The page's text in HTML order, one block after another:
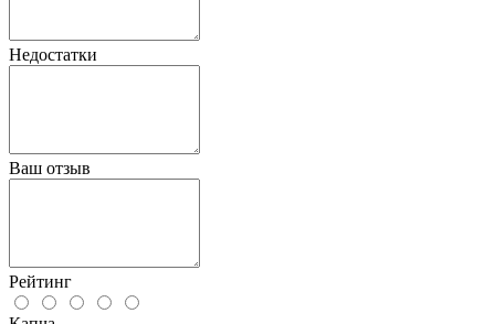
Недостатки
Ваш отзыв
Рейтинг